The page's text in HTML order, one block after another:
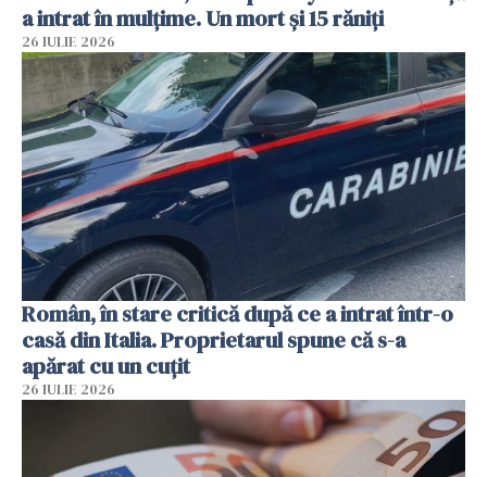
a intrat în mulțime. Un mort și 15 răniți
26 IULIE 2026
Român, în stare critică după ce a intrat într-o
casă din Italia. Proprietarul spune că s-a
apărat cu un cuțit
26 IULIE 2026